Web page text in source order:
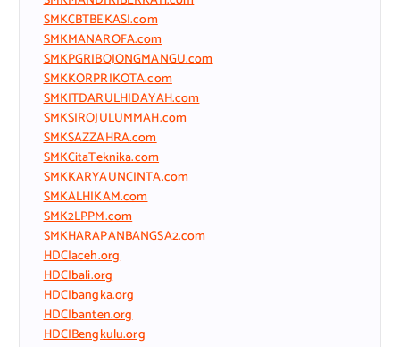
SMKCBTBEKASI.com
SMKMANAROFA.com
SMKPGRIBOJONGMANGU.com
SMKKORPRIKOTA.com
SMKITDARULHIDAYAH.com
SMKSIROJULUMMAH.com
SMKSAZZAHRA.com
SMKCitaTeknika.com
SMKKARYAUNCINTA.com
SMKALHIKAM.com
SMK2LPPM.com
SMKHARAPANBANGSA2.com
HDCIaceh.org
HDCIbali.org
HDCIbangka.org
HDCIbanten.org
HDCIBengkulu.org